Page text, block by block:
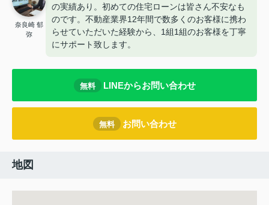
奈良崎 郁
弥
の実績あり。初めての住宅ローンは皆さん不安なも
のです。不動産業界12年間で数多くのお客様に携わ
らせていただいた経験から、1組1組のお客様を丁寧
にサポート致します。
無料 LINEからお問い合わせ
無料 お問い合わせ
地図